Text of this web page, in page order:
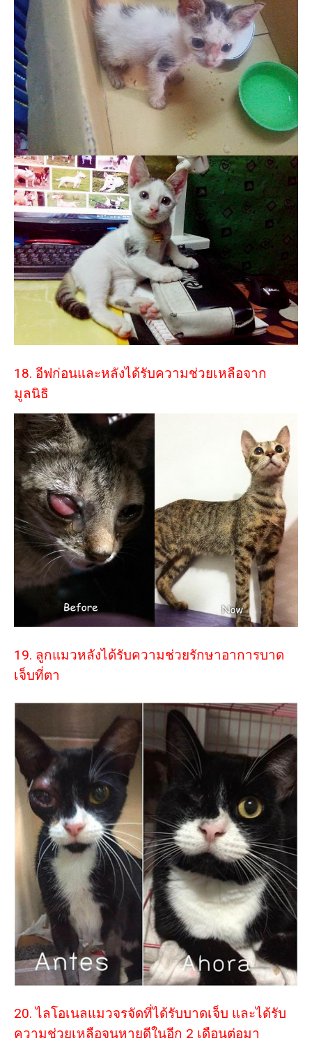
18. อีฟก่อนและหลังได้รับความช่วยเหลือจาก
มูลนิธิ
19. ลูกแมวหลังได้รับความช่วยรักษาอาการบาด
เจ็บที่ตา
20. ไลโอเนลแมวจรจัดที่ได้รับบาดเจ็บ และได้รับ
ความช่วยเหลือจนหายดีในอีก 2 เดือนต่อมา